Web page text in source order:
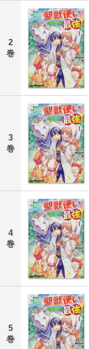
2
巻
3
巻
4
巻
5
巻